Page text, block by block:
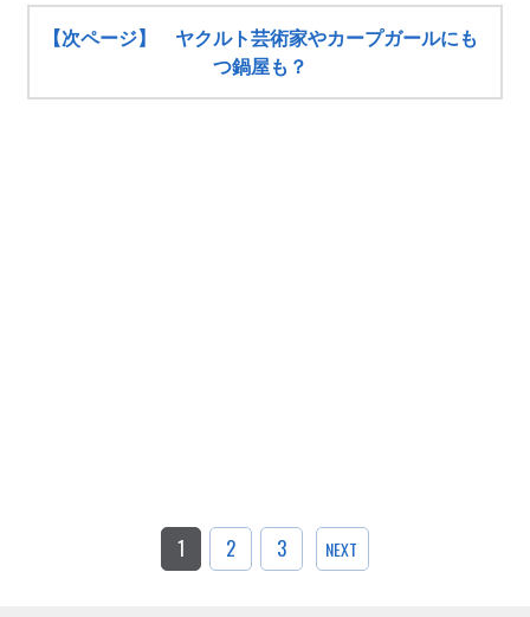
【次ページ】 ヤクルト芸術家やカープガールにも
つ鍋屋も？
1 2 3 NEXT